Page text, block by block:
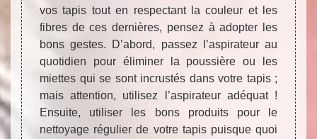
vos tapis tout en respectant la couleur et les
fibres de ces dernières, pensez à adopter les
bons gestes. D’abord, passez l’aspirateur au
quotidien pour éliminer la poussière ou les
miettes qui se sont incrustés dans votre tapis ;
mais attention, utilisez l’aspirateur adéquat !
Ensuite, utiliser les bons produits pour le
nettoyage régulier de votre tapis puisque quoi